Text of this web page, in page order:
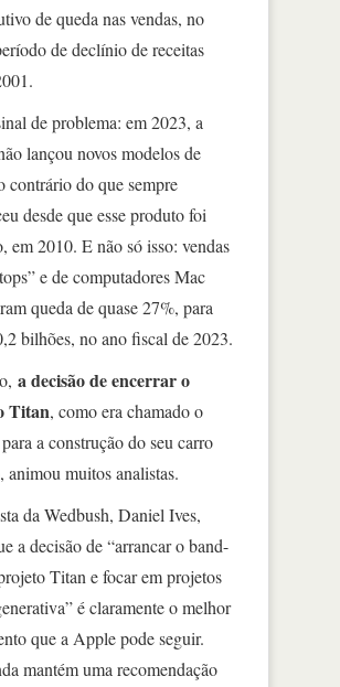
de queda nas vendas, no
de declínio de receitas
de problema: em 2023, a
lançou novos modelos de
contrário do que sempre
desde que esse produto foi
em 2010. E não só isso: vendas
e de computadores Mac
queda de quase 27%, para
bilhões, no ano fiscal de 2023.
a decisão de encerrar o
Titan, como era chamado o
a construção do seu carro
animou muitos analistas.
da Wedbush, Daniel Ives,
a decisão de “arrancar o band-
Titan e focar em projetos
é claramente o melhor
que a Apple pode seguir.
mantém uma recomendação